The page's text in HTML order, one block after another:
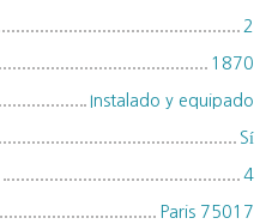
2
1870
Instalado y equipado
Sí
4
Paris 75017